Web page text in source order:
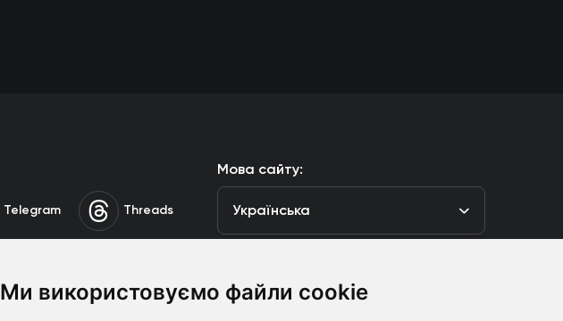
Ми використовуємо файли cookie
Telegram Threads
Мова сайту:
Українська